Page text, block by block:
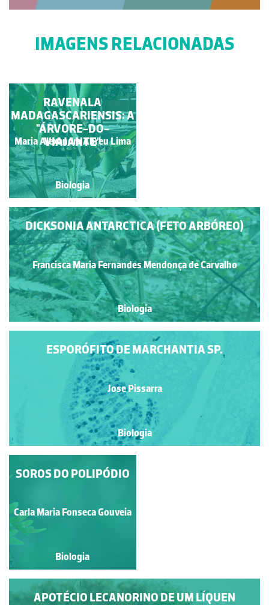
IMAGENS RELACIONADAS
VERNAÇÃO
CIRCINADA DO FETO-
ARBÓREO-
AUSTRALIANO
Maria João Drumond
Biologia
DICKSONIA ANTARCTICA (FETO ARBÓREO)
Francisca Maria Fernandes Mendonça de Carvalho
Biologia
RAVENALA
MADAGASCARIENSIS: A
"ÁRVORE-DO-
VIAJANTE"
Maria Alexandra Abreu Lima
Biologia
ESPORÓFITO DE MARCHANTIA SP.
Jose Pissarra
Biologia
ESPORÂNGIO JOVEM
Mº Fátima D. Cotrim C.
Fonseca
Biologia
APOTÉCIO LECANORINO DE UM LÍQUEN
SOROS DO POLIPÓDIO
Carla Maria Fonseca Gouveia
Biologia